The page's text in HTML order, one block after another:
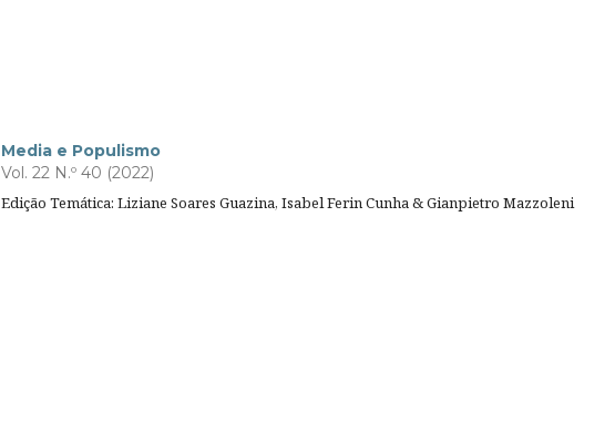
Media e Populismo
Vol. 22 N.º 40 (2022)
Edição Temática: Liziane Soares Guazina, Isabel Ferin Cunha & Gianpietro Mazzoleni